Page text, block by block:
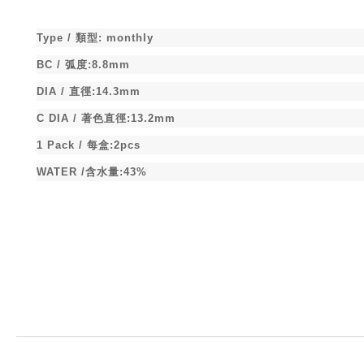
Type / 類型 : monthly
BC / 弧度:8.8mm
DIA / 直徑:14.3mm
C DIA / 著色直徑:13.2mm
1 Pack / 每盒:2pcs
WATER /含水量:43%